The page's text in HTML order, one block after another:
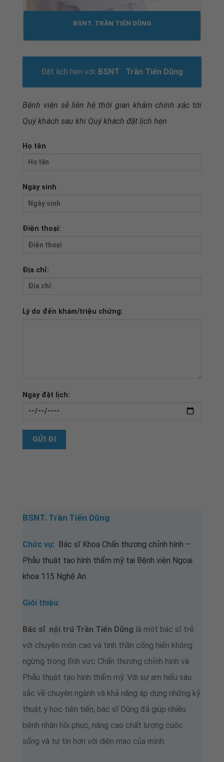
BSNT. TRẦN TIẾN DŨNG
Đặt lịch hẹn với: BSNT Trần Tiến Dũng
Bệnh viện sẽ liên hệ thời gian khám chính xác tới
Quý khách sau khi Quý khách đặt lịch hẹn
Họ tên
Ngày sinh
Điện thoại:
Địa chỉ:
Lý do đến khám/triệu chứng:
Ngày đặt lịch:
BSNT. Trần Tiến Dũng
Chức vụ: Bác sĩ Khoa Chấn thương chỉnh hình –
Phẫu thuật tạo hình thẩm mỹ tại Bệnh viện Ngoại
khoa 115 Nghệ An
Giới thiệu:
Bác sĩ nội trú Trần Tiến Dũng là một bác sĩ trẻ
với chuyên môn cao và tinh thần cống hiến không
ngừng trong lĩnh vực Chấn thương chỉnh hình và
Phẫu thuật tạo hình thẩm mỹ. Với sự am hiểu sâu
sắc về chuyên ngành và khả năng áp dụng những kỹ
thuật y học tiên tiến, bác sĩ Dũng đã giúp nhiều
bệnh nhân hồi phục, nâng cao chất lượng cuộc
sống và tự tin hơn với diện mạo của mình.